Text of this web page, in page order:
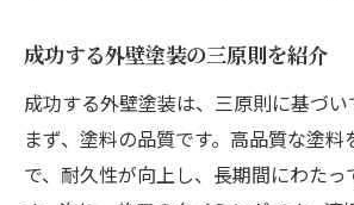
成功する外壁塗装の三原則を紹介
成功する外壁塗装は、三原則に基づい
まず、塗料の品質です。高品質な塗料
で、耐久性が向上し、長期間にわたっ